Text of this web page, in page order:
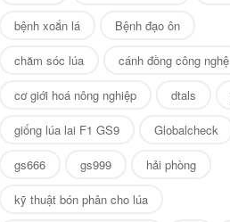
bệnh xoắn lá Bệnh đạo ôn
chăm sóc lúa cánh đồng công nghệ
cơ giới hoá nông nghiệp dtals
giống lúa lai F1 GS9 Globalcheck
gs666 gs999 hải phòng
kỹ thuật bón phân cho lúa